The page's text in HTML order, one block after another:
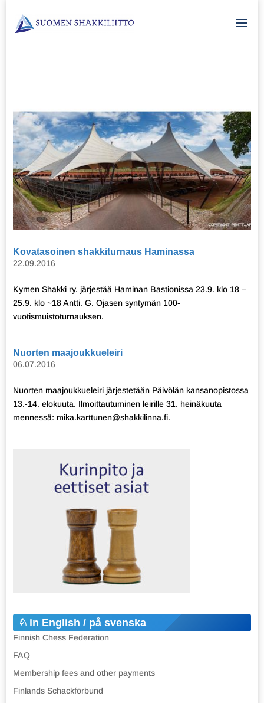
Kovatasoinen shakkiturnaus Haminassa
22.09.2016
Kymen Shakki ry. järjestää Haminan Bastionissa 23.9. klo 18 –
25.9. klo ~18 Antti. G. Ojasen syntymän 100-
vuotismuistoturnauksen.
Nuorten maajoukkueleiri
06.07.2016
Nuorten maajoukkueleiri järjestetään Päivölän kansanopistossa
13.-14. elokuuta. Ilmoittautuminen leirille 31. heinäkuuta
mennessä: mika.karttunen@shakkilinna.fi.
in English / på svenska
Finnish Chess Federation
FAQ
Membership fees and other payments
Finlands Schackförbund